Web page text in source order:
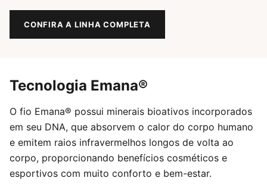
CONFIRA A LINHA COMPLETA
Tecnologia Emana®
O fio Emana® possui minerais bioativos incorporados
em seu DNA, que absorvem o calor do corpo humano
e emitem raios infravermelhos longos de volta ao
corpo, proporcionando benefícios cosméticos e
esportivos com muito conforto e bem-estar.